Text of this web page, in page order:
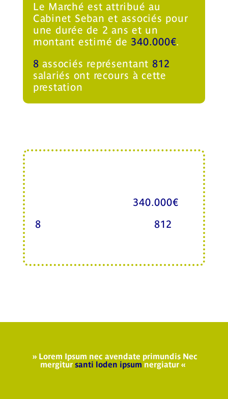
Le Marché est attribué au
Cabinet Seban et associés pour
une durée de 2 ans et un
montant estimé de 340.000€.
8 associés représentant 812
salariés ont recours à cette
prestation
340.000€
8
812
» Lorem Ipsum nec avendate primundis Nec
mergitursanti loden ipsumnergiatur «